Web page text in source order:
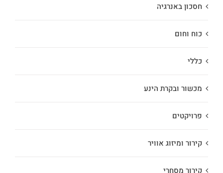
חסכון באנרגיה
כוח וחום
כללי
מכשור ובקרת הינע
פרויקטים
קירור ומיזוג אוויר
קירור מסחרי